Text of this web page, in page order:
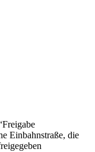
Einbahnstraße, die